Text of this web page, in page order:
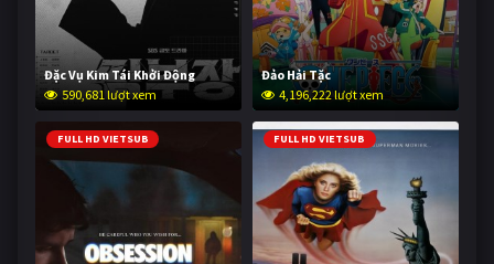
Đặc Vụ Kim Tái Khởi Động
590,681 lượt xem
Đảo Hải Tặc
4,196,222 lượt xem
FULL HD VIETSUB FULL HD VIETSUB